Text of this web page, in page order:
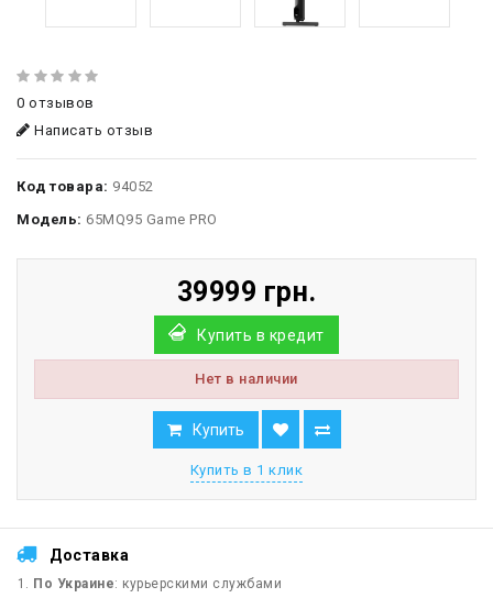
0 отзывов
Написать отзыв
Код товара: 94052
Модель: 65MQ95 Game PRO
39999 грн.
Купить в кредит
Нет в наличии
Купить
Купить в 1 клик
Доставка
По Украине: курьерскими службами